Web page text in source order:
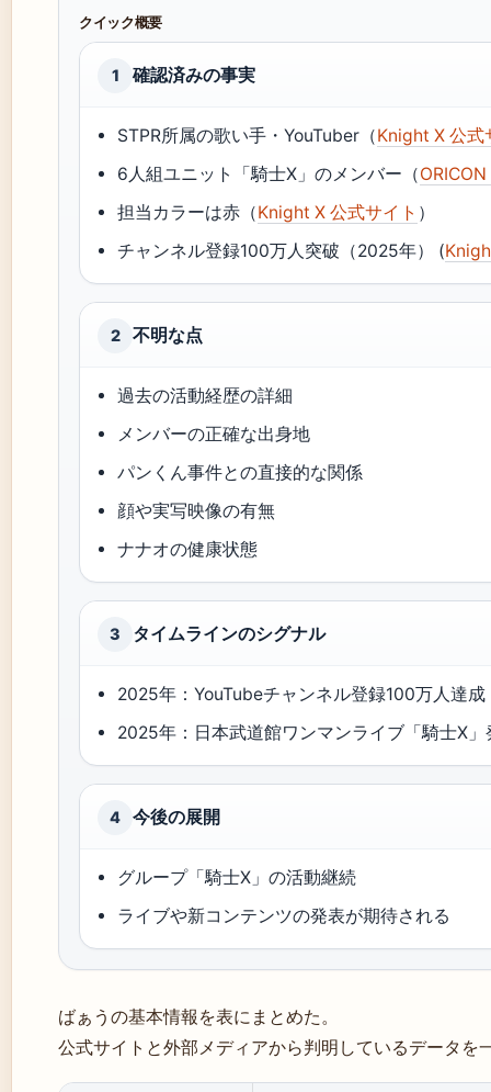
クイック概要
1 確認済みの事実
STPR所属の歌い手・YouTuber（Knight X 公式
6人組ユニット「騎士X」のメンバー（
担当カラーは赤（Knight X 公式サイト ）
チャンネル登録100万人突破（2025年） (
2 不明な点
過去の活動経歴の詳細
メンバーの正確な出身地
パンくん事件との直接的な関係
顔や実写映像の有無
ナナオの健康状態
3 タイムラインのシグナル
2025年：YouTubeチャンネル登録100万人達
2025年：日本武道館ワンマンライブ「騎士X
4 今後の展開
グループ「騎士X」の活動継続
ライブや新コンテンツの発表が期待される
ばぁうの基本情報を表にまとめた。
公式サイトと外部メディアから判明しているデータを